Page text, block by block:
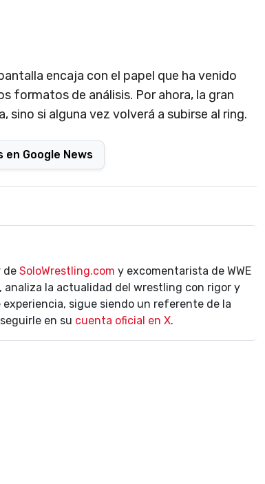
encaja con el papel que ha venido
formatos de análisis. Por ahora, la gran
sino si alguna vez volverá a subirse al ring.
en Google News
de SoloWrestling.com y excomentarista de WWE
, analiza la actualidad del wrestling con rigor y
experiencia, sigue siendo un referente de la
en su cuenta oficial en X.